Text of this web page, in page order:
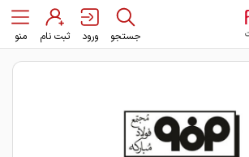
جستجو ورود ثبت نام منو